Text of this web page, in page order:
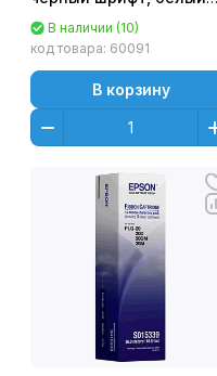
фон, 9м Epson
LW300/LW400/LW700/
В наличии (10)
код товара: 60091
В корзину